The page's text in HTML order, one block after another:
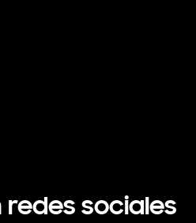
redes sociales